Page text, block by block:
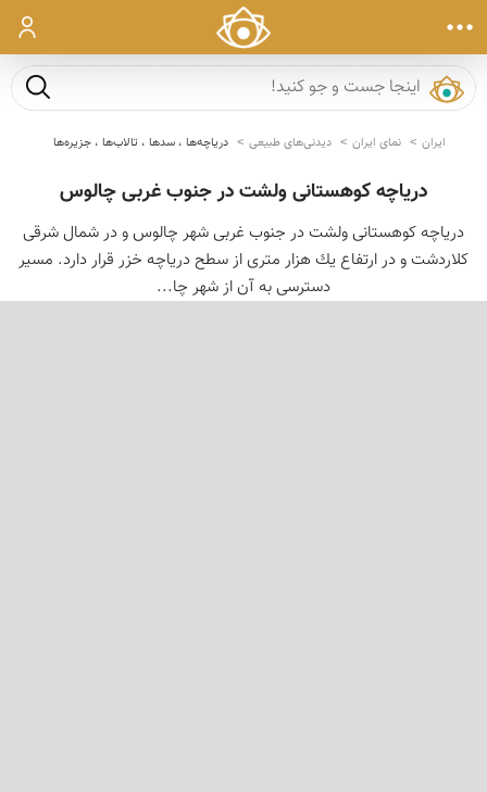
ورود
جست و
ایران نمای ایران دیدنی‌های طبیعی دریاچه‌ها ، سدها ، تالاب‌ها ، جزیره‌ها
دریاچه کوهستانی ولشت در جنوب غربی چالوس
دریاچه كوهستانی ولشت در جنوب غربی شهر چالوس و در شمال شرقی
كلاردشت و در ارتفاع یك هزار متری از سطح دریاچه خزر قرار دارد. مسیر
دسترسی به آن از شهر چا...